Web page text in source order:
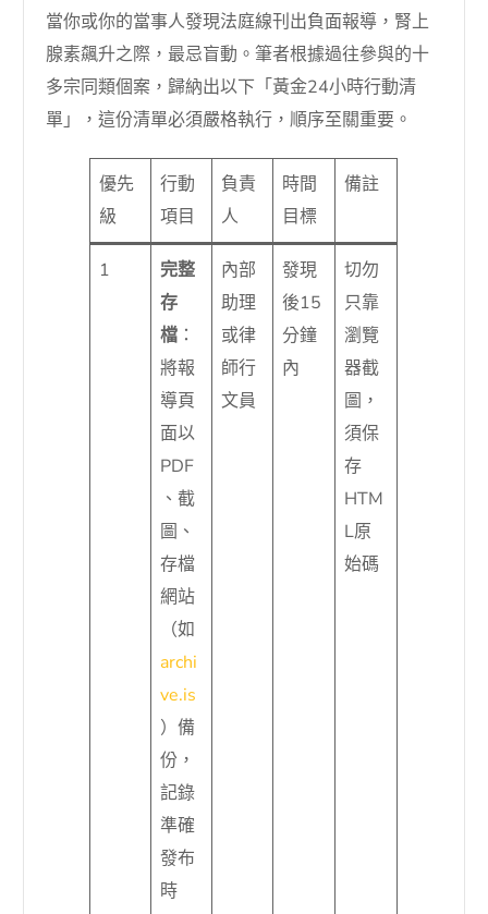
當你或你的當事人發現法庭線刊出負面報導，腎上
腺素飆升之際，最忌盲動。筆者根據過往參與的十
多宗同類個案，歸納出以下「黃金24小時行動清
單」，這份清單必須嚴格執行，順序至關重要。
優先
級
行動
項目
負責
人
時間
目標
備註
1
完整
存
檔 ：
將報
導頁
面以
PDF
、截
圖、
存檔
網站
（如
archi
ve.is
）備
份，
記錄
準確
發布
時
內部
助理
或律
師行
文員
發現
後15
分鐘
內
切勿
只靠
瀏覽
器截
圖，
須保
存
HTM
L原
始碼